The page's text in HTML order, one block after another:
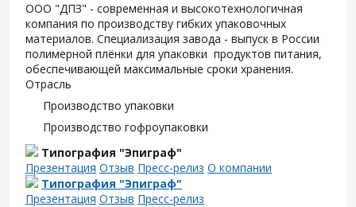
ООО "ДПЗ" - современная и высокотехнологичная
компания по производству гибких упаковочных
материалов. Специализация завода - выпуск в России
полимерной плёнки для упаковки продуктов питания,
обеспечивающей максимальные сроки хранения.
Отрасль
Производство упаковки
Производство гофроупаковки
Типография "Эпиграф"
Презентация Отзыв Пресс-релиз О компании
Типография "Эпиграф"
Презентация Отзыв Пресс-релиз